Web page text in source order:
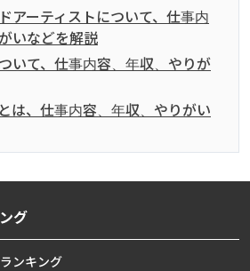
アーティストについて、仕事内
いなどを解説
いて、仕事内容、年収、やりが
は、仕事内容、年収、やりがい
グ
ンキング